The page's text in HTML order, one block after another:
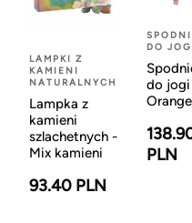
LAMPKI Z
KAMIENI
NATURALNYCH
Lampka z
kamieni
szlachetnych -
Mix kamieni
93.40 PLN
DO
do
Orange
PLN